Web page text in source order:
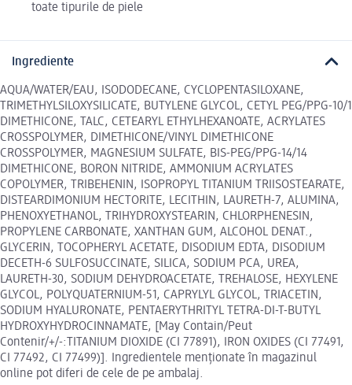
toate tipurile de piele
Ingrediente
AQUA/WATER/EAU, ISODODECANE, CYCLOPENTASILOXANE,
TRIMETHYLSILOXYSILICATE, BUTYLENE GLYCOL, CETYL PEG/PPG-10/1
DIMETHICONE, TALC, CETEARYL ETHYLHEXANOATE, ACRYLATES
CROSSPOLYMER, DIMETHICONE/VINYL DIMETHICONE
CROSSPOLYMER, MAGNESIUM SULFATE, BIS-PEG/PPG-14/14
DIMETHICONE, BORON NITRIDE, AMMONIUM ACRYLATES
COPOLYMER, TRIBEHENIN, ISOPROPYL TITANIUM TRIISOSTEARATE,
DISTEARDIMONIUM HECTORITE, LECITHIN, LAURETH-7, ALUMINA,
PHENOXYETHANOL, TRIHYDROXYSTEARIN, CHLORPHENESIN,
PROPYLENE CARBONATE, XANTHAN GUM, ALCOHOL DENAT.,
GLYCERIN, TOCOPHERYL ACETATE, DISODIUM EDTA, DISODIUM
DECETH-6 SULFOSUCCINATE, SILICA, SODIUM PCA, UREA,
LAURETH-30, SODIUM DEHYDROACETATE, TREHALOSE, HEXYLENE
GLYCOL, POLYQUATERNIUM-51, CAPRYLYL GLYCOL, TRIACETIN,
SODIUM HYALURONATE, PENTAERYTHRITYL TETRA-DI-T-BUTYL
HYDROXYHYDROCINNAMATE, [May Contain/Peut
Contenir/+/-:TITANIUM DIOXIDE (CI 77891), IRON OXIDES (CI 77491,
CI 77492, CI 77499)]. Ingredientele menționate în magazinul
online pot diferi de cele de pe ambalaj.